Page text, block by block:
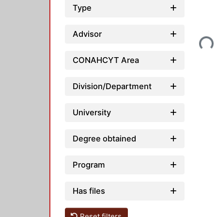
Type
Advisor
CONAHCYT Area
Division/Department
University
Degree obtained
Program
Has files
Loading...